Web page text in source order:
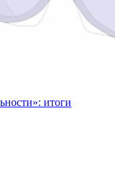
итоги